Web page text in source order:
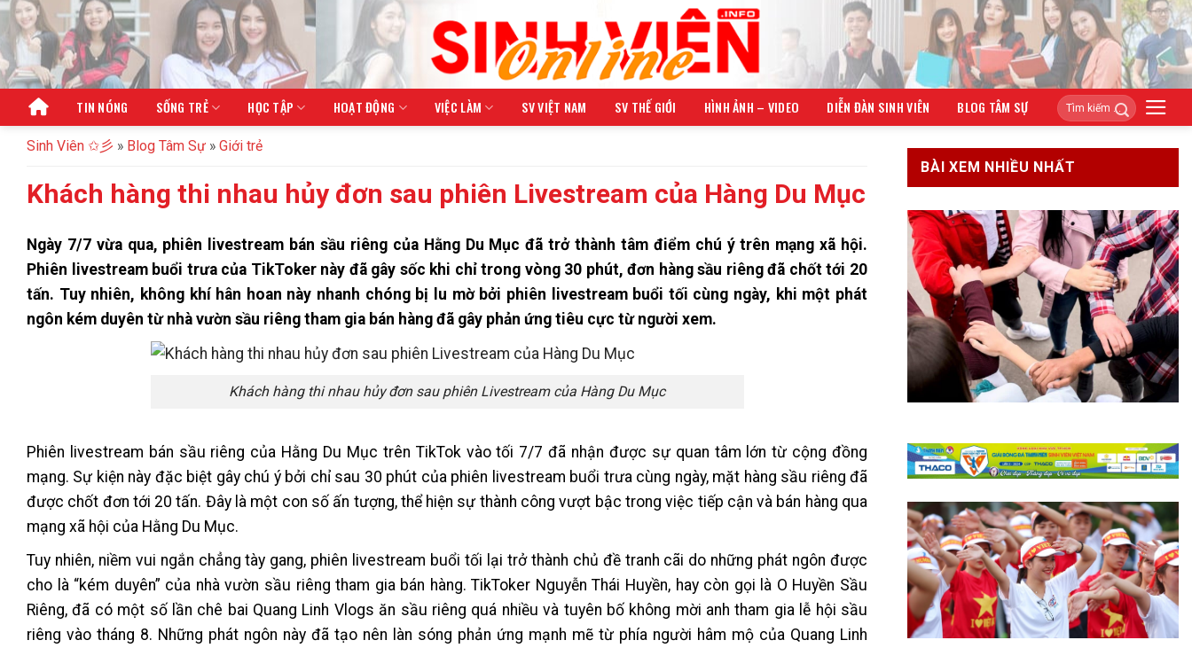
Bỏ
qua
nội
dung
TIN NÓNG SỐNG TRẺ HỌC TẬP HOẠT ĐỘNG VIỆC LÀM SV VIỆT NAM SV THẾ GIỚI HÌNH ẢNH – VIDEO DIỄN ĐÀN SINH VIÊN BLOG TÂM SỰ
Sinh Viên ✩彡 » Blog Tâm Sự » Giới trẻ
Khách hàng thi nhau hủy đơn sau phiên Livestream của Hàng Du Mục
Ngày 7/7 vừa qua, phiên livestream bán sầu riêng của Hằng Du Mục đã trở thành tâm điểm chú ý trên mạng xã hội.
Phiên livestream buổi trưa của TikToker này đã gây sốc khi chỉ trong vòng 30 phút, đơn hàng sầu riêng đã chốt tới 20
tấn. Tuy nhiên, không khí hân hoan này nhanh chóng bị lu mờ bởi phiên livestream buổi tối cùng ngày, khi một phát
ngôn kém duyên từ nhà vườn sầu riêng tham gia bán hàng đã gây phản ứng tiêu cực từ người xem.
Khách hàng thi nhau hủy đơn sau phiên Livestream của Hàng Du Mục
Phiên livestream bán sầu riêng của Hằng Du Mục trên TikTok vào tối 7/7 đã nhận được sự quan tâm lớn từ cộng đồng
mạng. Sự kiện này đặc biệt gây chú ý bởi chỉ sau 30 phút của phiên livestream buổi trưa cùng ngày, mặt hàng sầu riêng đã
được chốt đơn tới 20 tấn. Đây là một con số ấn tượng, thể hiện sự thành công vượt bậc trong việc tiếp cận và bán hàng qua
mạng xã hội của Hằng Du Mục.
Tuy nhiên, niềm vui ngắn chẳng tày gang, phiên livestream buổi tối lại trở thành chủ đề tranh cãi do những phát ngôn được
cho là “kém duyên” của nhà vườn sầu riêng tham gia bán hàng. TikToker Nguyễn Thái Huyền, hay còn gọi là O Huyền Sầu
Riêng, đã có một số lần chê bai Quang Linh Vlogs ăn sầu riêng quá nhiều và tuyên bố không mời anh tham gia lễ hội sầu
riêng vào tháng 8. Những phát ngôn này đã tạo nên làn sóng phản ứng mạnh mẽ từ phía người hâm mộ của Quang Linh
BÀI XEM NHIỀU NHẤT